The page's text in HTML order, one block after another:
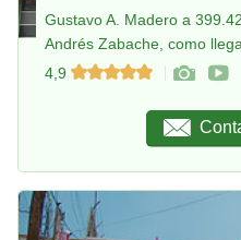
Gustavo A. Madero a
Andrés Zabache, como
4,9